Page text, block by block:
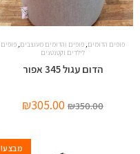
פופים הדומים פופים והדומים מעוצבים פופים
לילדים וקטנטנים
הדום עגול 345 אפור
₪350.00
₪305.00
מבצע!